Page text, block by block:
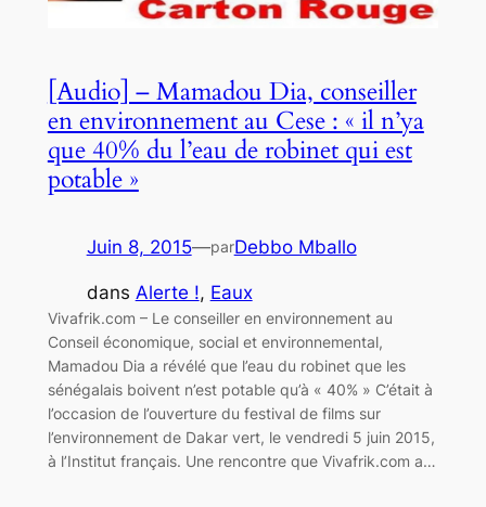
[Audio] – Mamadou Dia, conseiller
en environnement au Cese : « il n’ya
que 40% du l’eau de robinet qui est
potable »
Juin 8, 2015—parDebbo Mballo
dans Alerte !, Eaux
Vivafrik.com – Le conseiller en environnement au
Conseil économique, social et environnemental,
Mamadou Dia a révélé que l’eau du robinet que les
sénégalais boivent n’est potable qu’à « 40% » C’était à
l’occasion de l’ouverture du festival de films sur
l’environnement de Dakar vert, le vendredi 5 juin 2015,
à l’Institut français. Une rencontre que Vivafrik.com a…